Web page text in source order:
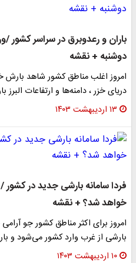
باران و رعد‌وبرق در سراسر کشور /
دوشنبه + نقشه
امروز اغلب مناطق کشور شاهد بارش
دریای خزر ، دامنه‌ها و ارتفاعات البرز
۱۳ اردیبهشت ۱۴۰۳
فردا سامانه بارشی جدید در کشور
خواهد شد؟ + نقشه
امروز برای اکثر مناطق کشور جو
بارشی از غرب وارد کشور می‌شود و
۱۰ اردیبهشت ۱۴۰۳